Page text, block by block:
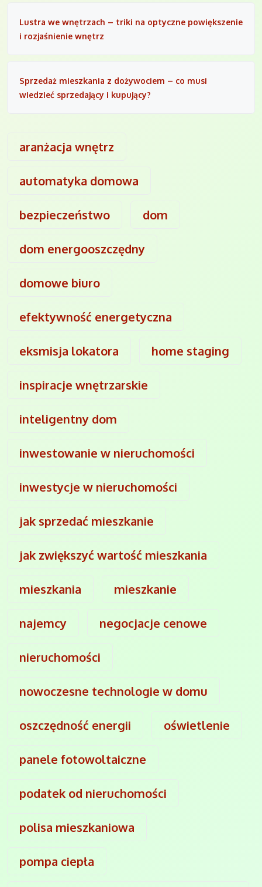
Lustra we wnętrzach – triki na optyczne powiększenie
i rozjaśnienie wnętrz
Sprzedaż mieszkania z dożywociem – co musi
wiedzieć sprzedający i kupujący?
aranżacja wnętrz
automatyka domowa
bezpieczeństwo dom
dom energooszczędny
domowe biuro
efektywność energetyczna
eksmisja lokatora home staging
inspiracje wnętrzarskie
inteligentny dom
inwestowanie w nieruchomości
inwestycje w nieruchomości
jak sprzedać mieszkanie
jak zwiększyć wartość mieszkania
mieszkania mieszkanie
najemcy negocjacje cenowe
nieruchomości
nowoczesne technologie w domu
oszczędność energii oświetlenie
panele fotowoltaiczne
podatek od nieruchomości
polisa mieszkaniowa
pompa ciepła